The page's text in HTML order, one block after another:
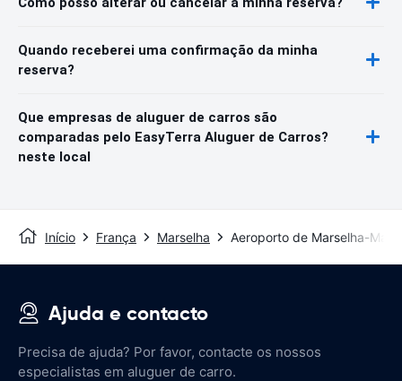
Quando receberei uma confirmação da minha
reserva?
Que empresas de aluguer de carros são
comparadas pelo EasyTerra Aluguer de Carros?
neste local
Início França Marselha Aeroporto de Marselha-
Ajuda e contacto
Precisa de ajuda? Por favor, contacte os nossos
especialistas em aluguer de carro.